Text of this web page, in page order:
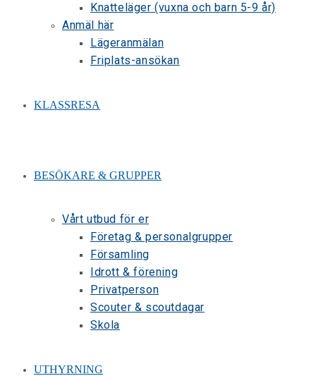
Knatteläger (vuxna och barn 5-9 år)
Anmäl här
Lägeranmälan
Friplats-ansökan
KLASSRESA
BESÖKARE & GRUPPER
Vårt utbud för er
Företag & personalgrupper
Församling
Idrott & förening
Privatperson
Scouter & scoutdagar
Skola
UTHYRNING